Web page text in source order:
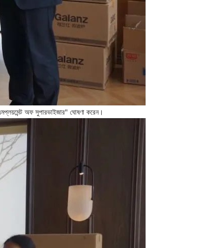
অফ সুপারভাইজার" ঘোষণা করেন।